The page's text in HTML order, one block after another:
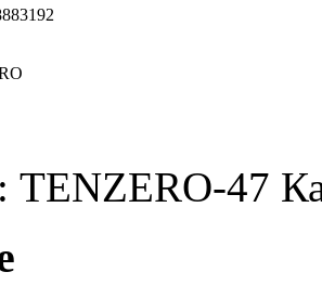
TENZERO-47